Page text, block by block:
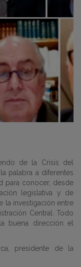
de la Crisis del
palabra a diferentes
para conocer, desde
legislativa y de
la investigación entre
Central. Todo
buena dirección el
presidente de la